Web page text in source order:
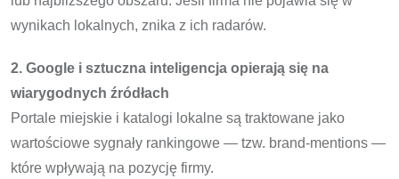
wynikach lokalnych, znika z ich radarów.
2. Google i sztuczna inteligencja opierają się na
wiarygodnych źródłach
Portale miejskie i katalogi lokalne są traktowane jako
wartościowe sygnały rankingowe — tzw. brand-mentions —
które wpływają na pozycję firmy.